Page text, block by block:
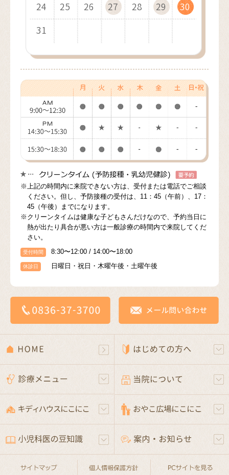
24
25 26 27 28 29
30
31
28
29 30
26
27 28 29 30 31
23
24 25 26 27 28
29
30
28
29 30 31
25
26 27 28 29 30 31
29
30 31
26
27 28 29 30
24
25 26 27 28 29
30
31
28
29 30
26
27 28 29 30 31
※上記の時間内に来院できない方は、受付または電話でご相談
ください。但し、予防接種の受付は、11：45（午前）、17：
45（午後）までになります。
※クリーンタイムは健康な子どもさんだけなので、予約当日に
熱が出たり具合が悪い方は一般診療の時間内で来院してくだ
さい。
受付時間 8:30〜12:00 / 14:00〜18:00
休診日 日曜日・祝日・木曜午後・土曜午後